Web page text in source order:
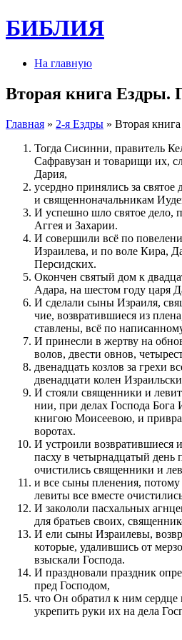
БИБЛИЯ
На главную
Вторая книга Ездры.
Главная » 2-я Ездры » Вторая
Тогда Сисин­ни, правитель
Сафравузан и товарищи их,
Дария,
усердно при­нялись за
и священ­ноначальникам
И успешно шло святое дело,
Аггея и Захарии.
И совершили всё по
Израилева, и по воле Кира,
Персидских.
Окончен святый дом к
Адара, на шестом году царя
И сделали сыны Израиля,
чие, воз­вратив­шиеся из
ставлены, всё по
И при­несли в жертву на
волов, двести овнов,
двенадцать козлов за грехи
двенадцати колен
И стояли священ­ники и
нии, при делах Го­с­по­да Бога
книгою Мо­исеевою, и
воротах.
И устро­или воз­вратив­шиеся
пасху в четырнадцатый день
очистились священ­ники и
и все сыны плене­ния, по­тому
левиты все вместе
И закололи пасхальных
для братьев сво­их,
И ели сыны Израилевы,
которые, удалив­шись от
взыскали Го­с­по­да.
И праз­дновали праз­дник
пред Го­с­по­дом,
что Он обратил к ним сердце
укрепить руки их на дела